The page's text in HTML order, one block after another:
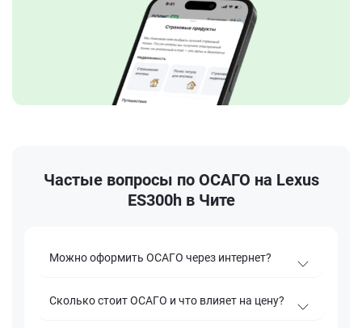
Частые вопросы по ОСАГО на Lexus
ES300h в Чите
Можно оформить ОСАГО через интернет?
Сколько стоит ОСАГО и что влияет на цену?